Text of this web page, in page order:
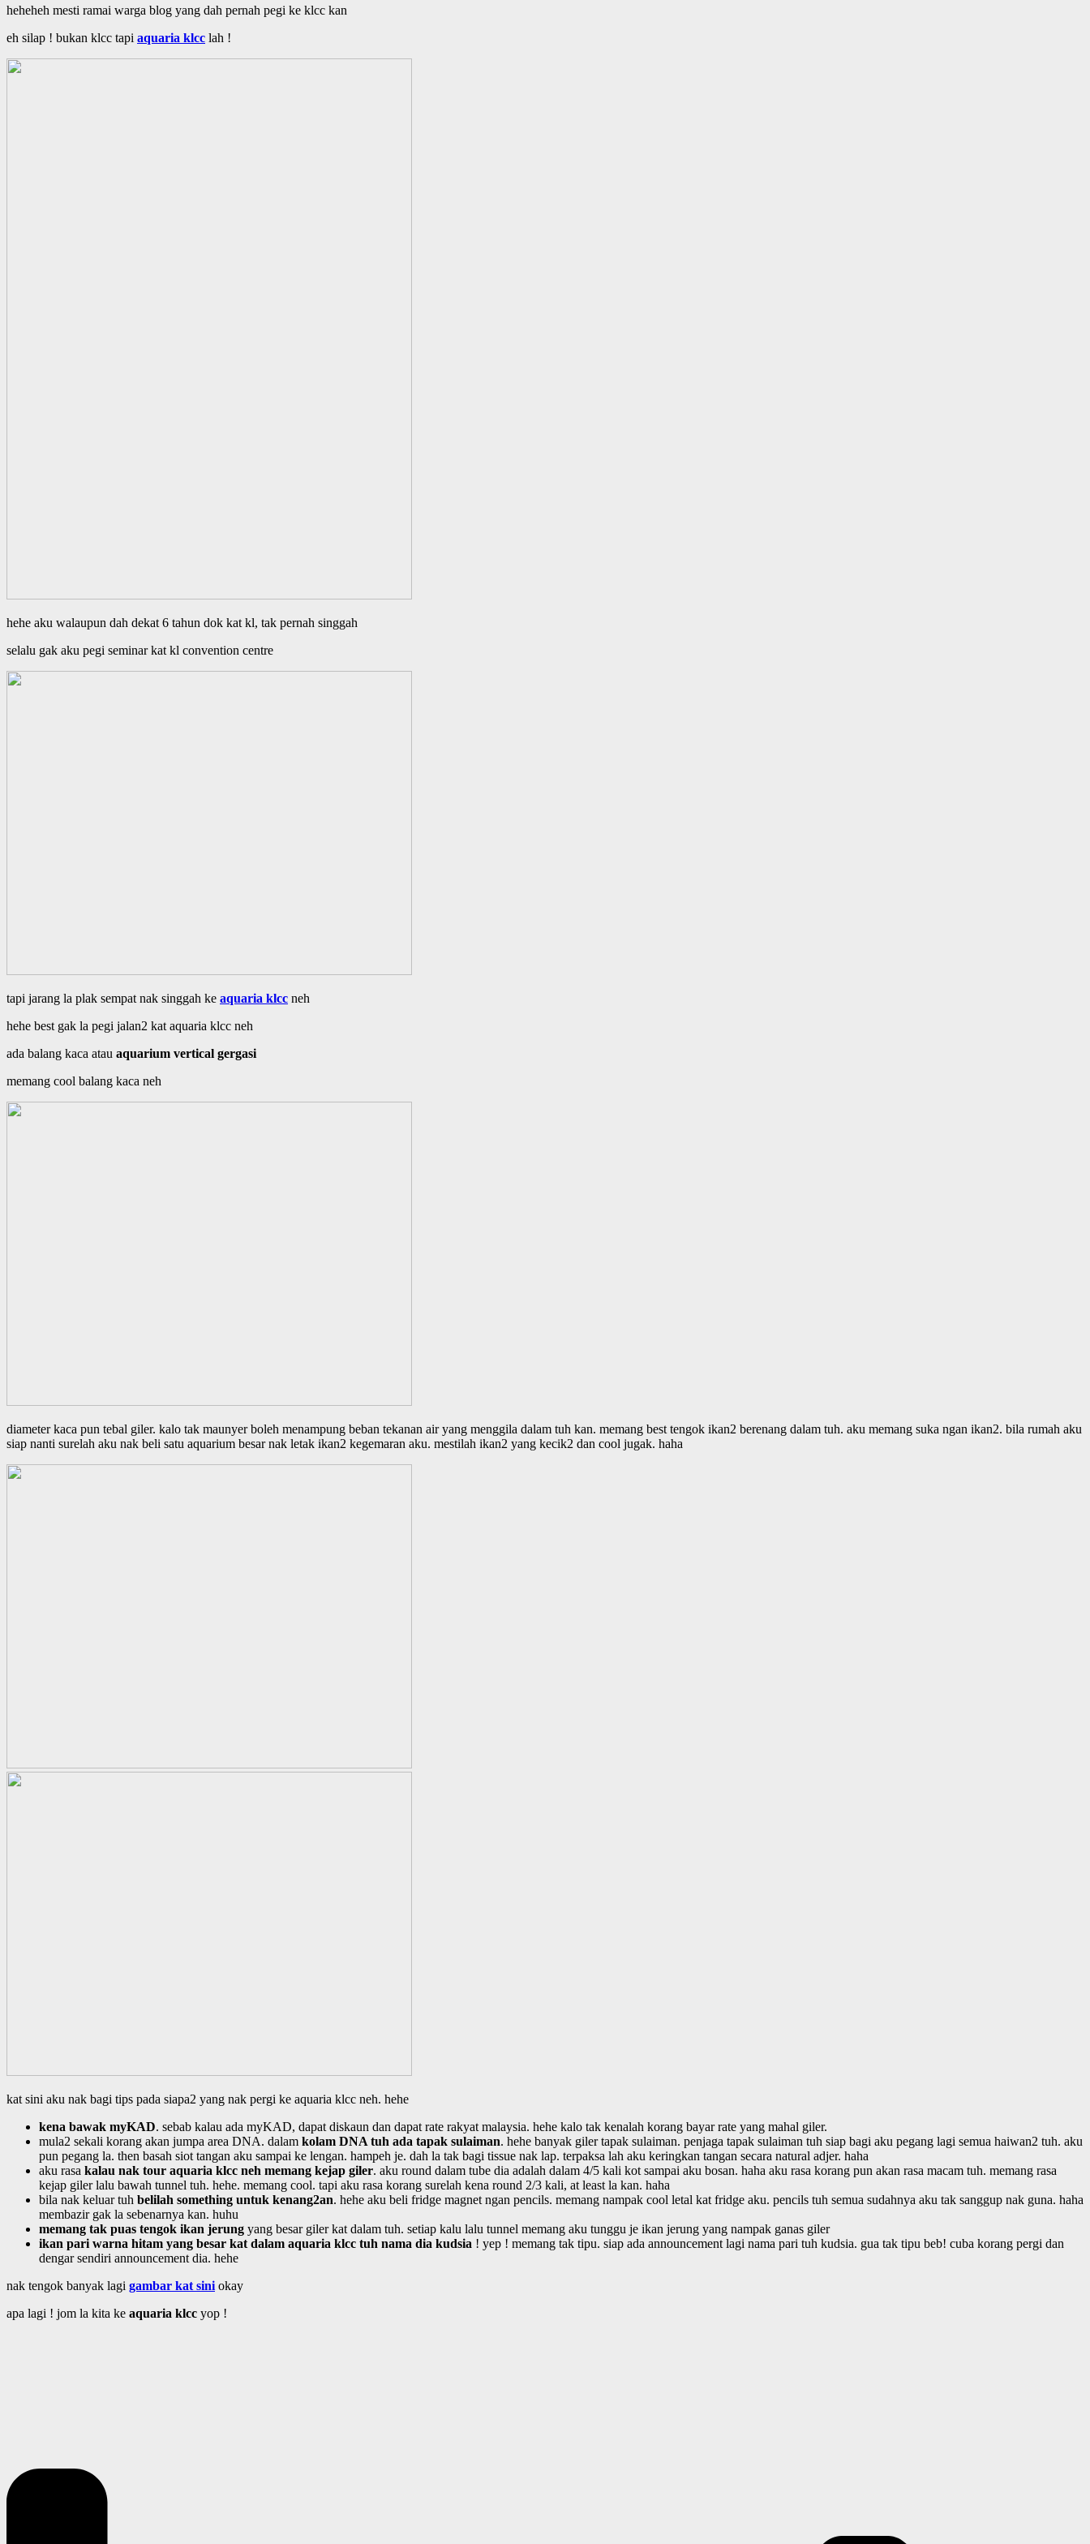
heheheh mesti ramai warga blog yang dah pernah pegi ke klcc kan
eh silap ! bukan klcc tapi aquaria klcc lah !
hehe aku walaupun dah dekat 6 tahun dok kat kl, tak pernah singgah
selalu gak aku pegi seminar kat kl convention centre
tapi jarang la plak sempat nak singgah ke aquaria klcc neh
hehe best gak la pegi jalan2 kat aquaria klcc neh
ada balang kaca atau aquarium vertical gergasi
memang cool balang kaca neh
diameter kaca pun tebal giler. kalo tak maunyer boleh menampung beban tekanan air yang menggila dalam tuh kan. memang best tengok ikan2 berenang dalam tuh. aku memang suka ngan ikan2. bila rumah aku
siap nanti surelah aku nak beli satu aquarium besar nak letak ikan2 kegemaran aku. mestilah ikan2 yang kecik2 dan cool jugak. haha
kat sini aku nak bagi tips pada siapa2 yang nak pergi ke aquaria klcc neh. hehe
kena bawak myKAD. sebab kalau ada myKAD, dapat diskaun dan dapat rate rakyat malaysia. hehe kalo tak kenalah korang bayar rate yang mahal giler.
mula2 sekali korang akan jumpa area DNA. dalam kolam DNA tuh ada tapak sulaiman. hehe banyak giler tapak sulaiman. penjaga tapak sulaiman tuh siap bagi aku pegang lagi semua haiwan2 tuh. aku
pun pegang la. then basah siot tangan aku sampai ke lengan. hampeh je. dah la tak bagi tissue nak lap. terpaksa lah aku keringkan tangan secara natural adjer. haha
aku rasa kalau nak tour aquaria klcc neh memang kejap giler. aku round dalam tube dia adalah dalam 4/5 kali kot sampai aku bosan. haha aku rasa korang pun akan rasa macam tuh. memang rasa
kejap giler lalu bawah tunnel tuh. hehe. memang cool. tapi aku rasa korang surelah kena round 2/3 kali, at least la kan. haha
bila nak keluar tuh belilah something untuk kenang2an. hehe aku beli fridge magnet ngan pencils. memang nampak cool letal kat fridge aku. pencils tuh semua sudahnya aku tak sanggup nak guna. haha
membazir gak la sebenarnya kan. huhu
memang tak puas tengok ikan jerung yang besar giler kat dalam tuh. setiap kalu lalu tunnel memang aku tunggu je ikan jerung yang nampak ganas giler
ikan pari warna hitam yang besar kat dalam aquaria klcc tuh nama dia kudsia ! yep ! memang tak tipu. siap ada announcement lagi nama pari tuh kudsia. gua tak tipu beb! cuba korang pergi dan
dengar sendiri announcement dia. hehe
nak tengok banyak lagi gambar kat sini okay
apa lagi ! jom la kita ke aquaria klcc yop !